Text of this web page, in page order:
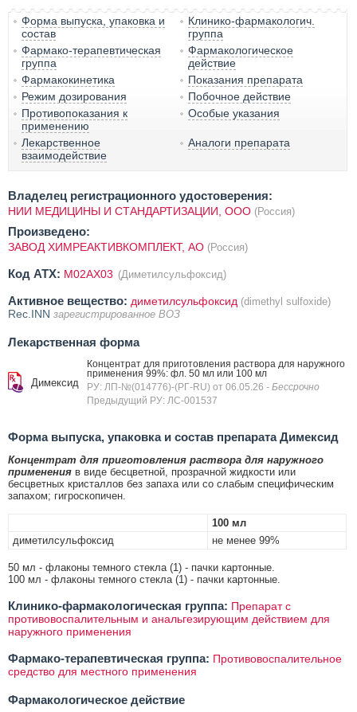
Форма выпуска, упаковка и
состав
Клинико-фармакологич.
группа
Фармако-терапевтическая
группа
Фармакологическое
действие
Фармакокинетика
Показания препарата
Режим дозирования
Побочное действие
Противопоказания к
применению
Особые указания
Лекарственное
взаимодействие
Аналоги препарата
Владелец регистрационного удостоверения:
НИИ МЕДИЦИНЫ И СТАНДАРТИЗАЦИИ, ООО (Россия)
Произведено:
ЗАВОД ХИМРЕАКТИВКОМПЛЕКТ, АО (Россия)
Код ATX: M02AX03 (Диметилсульфоксид)
Активное вещество: диметилсульфоксид (dimethyl sulfoxide)
Rec.INN зарегистрированное ВОЗ
Лекарственная форма
Димексид
Концентрат для приготовления раствора для наружного
применения 99%: фл. 50 мл или 100 мл
РУ: ЛП-№(014776)-(РГ-RU) от 06.05.26 - Бессрочно
Предыдущий РУ: ЛС-001537
Форма выпуска, упаковка и состав препарата Димексид
Концентрат для приготовления раствора для наружного
применения в виде бесцветной, прозрачной жидкости или
бесцветных кристаллов без запаха или со слабым специфическим
запахом; гигроскопичен.
100 мл
диметилсульфоксид
не менее 99%
50 мл - флаконы темного стекла (1) - пачки картонные.
100 мл - флаконы темного стекла (1) - пачки картонные.
Клинико-фармакологическая группа: Препарат с
противовоспалительным и анальгезирующим действием для
наружного применения
Фармако-терапевтическая группа: Противовоспалительное
средство для местного применения
Фармакологическое действие